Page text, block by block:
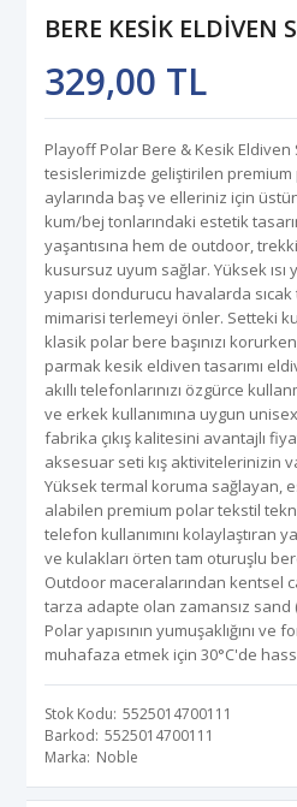
BERE KESİK ELDİVEN
329,00 TL
Playoff Polar Bere & Kesik
tesislerimizde geliştirilen premium
aylarında baş ve elleriniz için
kum/bej tonlarındaki estetik
yaşantısına hem de outdoor,
kusursuz uyum sağlar. Yüksek ısı
yapısı dondurucu havalarda
mimarisi terlemeyi önler. Setteki
klasik polar bere başınızı
parmak kesik eldiven tasarımı
akıllı telefonlarınızı özgürce
ve erkek kullanımına uygun
fabrika çıkış kalitesini avantajlı
aksesuar seti kış aktivitelerinizin
Yüksek termal koruma sağlayan,
alabilen premium polar tekstil
telefon kullanımını kolaylaştıran
ve kulakları örten tam oturuşlu
Outdoor maceralarından kentsel
tarza adapte olan zamansız sand
Polar yapısının yumuşaklığını
muhafaza etmek için 30°C'de
Stok Kodu 5525014700111
Barkod 5525014700111
Marka Noble